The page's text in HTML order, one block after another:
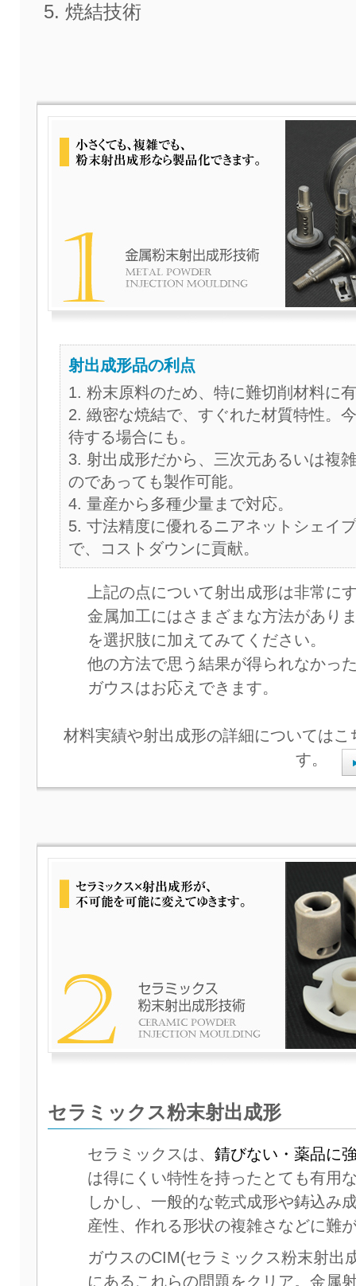
焼結技術
射出成形品の利点
粉末原料のため、特に難切削材料に
緻密な焼結で、すぐれた材質特性。
待する場合にも。
射出成形だから、三次元あるいは複
のであっても製作可能。
量産から多種少量まで対応。
寸法精度に優れるニアネットシェイ
で、コストダウンに貢献。
上記の点について射出成形は非常に
金属加工にはさまざまな方法があり
を選択肢に加えてみてください。
他の方法で思う結果が得られなかっ
ガウスはお応えできます。
材料実績や射出成形の詳細については
す。
セラミックス粉末射出成形
セラミックスは、 錆びない・薬品に
は得にくい特性を持ったとても有用
しかし、一般的な乾式成形や鋳込み
産性、作れる形状の複雑さなどに難
ガウスのCIM(セラミックス粉末射出
にあるこれらの問題をクリア。金属